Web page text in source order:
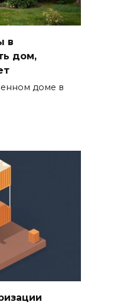
в
дом,
доме в